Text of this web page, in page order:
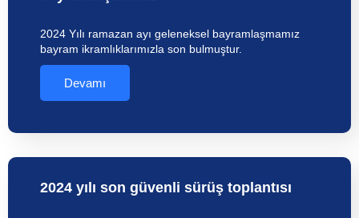
2024 Yılı ramazan ayı geleneksel bayramlaşmamız
bayram ikramlıklarımızla son bulmuştur.
Devamı
2024 yılı son güvenli sürüş toplantısı